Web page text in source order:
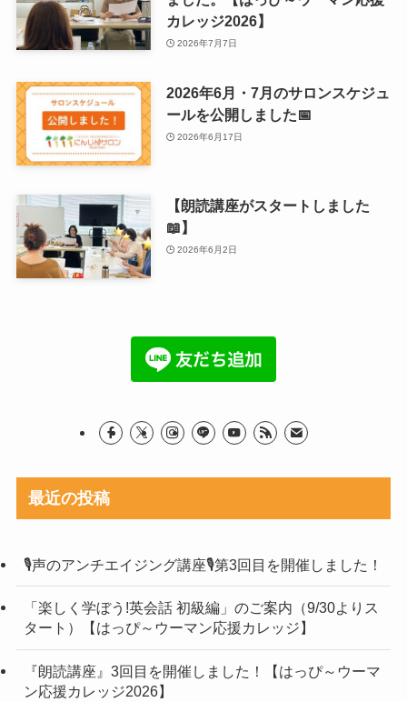
カレッジ2026】
2026年7月7日
2026年6月・7月のサロンスケジュ
ールを公開しました📅
2026年6月17日
【朗読講座がスタートしました
📖】
2026年6月2日
最近の投稿
🎙声のアンチエイジング講座🎙第3回目を開催しました！
「楽しく学ぼう!英会話 初級編」のご案内（9/30よりス
タート）【はっぴ～ウーマン応援カレッジ】
『朗読講座』3回目を開催しました！【はっぴ～ウーマ
ン応援カレッジ2026】